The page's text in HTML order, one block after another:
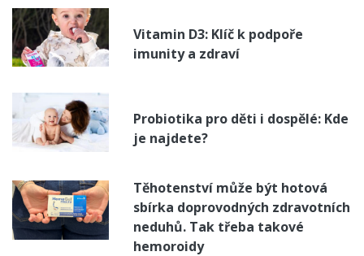
Vitamin D3: Klíč k podpoře
imunity a zdraví
Probiotika pro děti i dospělé: Kde
je najdete?
Těhotenství může být hotová
sbírka doprovodných zdravotních
neduhů. Tak třeba takové
hemoroidy